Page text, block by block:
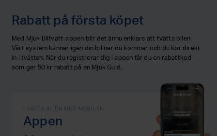
Rabatt på första köpet
Med Mjuk Biltvätt-appen blir det ännu enklare att tvätta bilen.
Vårt system känner igen din bil när du kommer och du kör direkt
in i tvätten. När du registrerar dig i appen får du en rabattkod
som ger 50 kr rabatt på en Mjuk Guld.
TVÄTTA BILEN MED MOBILEN
Appen